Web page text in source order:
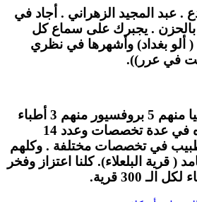
. عبد المجيد الزهراني . أجاد في
بالحزن . يجبرك على سماع كل
( ألو بغداد) وأشهرها في نظري
في عرر)).
83 حاملي مؤهلات عليا منهم 5 بروفسيور منهم 3 أطباء
و32 يحملون الدكتوراه في عدة تخصصات وعدد 14
طب و32 طبيب في تخصصات مختلفة . وكلهم
قرية البلعلاء). كلنا اعتزاز وفخر
300 قرية.